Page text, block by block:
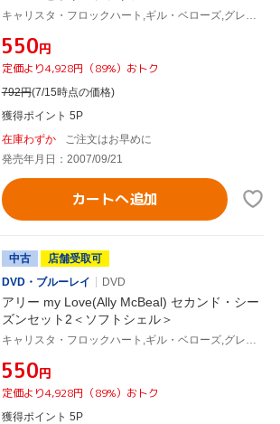
¥550円
定価より4,928円（89%）おトク
792円(7/15時点の価格)
獲得ポイント 5P
在庫わずか
ご注文はお早めに
発売年月日：2007/09/21
カートへ追加
中古
店舗受取可
DVD・ブルーレイ
DVD
アリー my Love(Ally McBeal) セカンド・シー
ズンセット2＜ソフトシェル＞
¥550円
定価より4,928円（89%）おトク
獲得ポイント 5P